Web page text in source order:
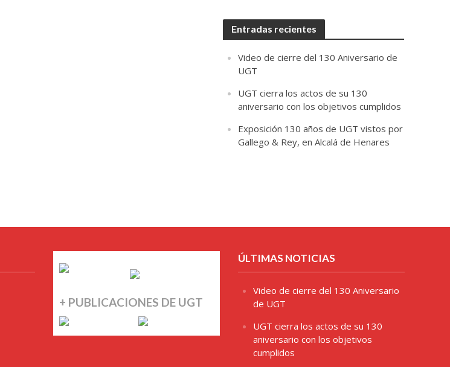
Entradas recientes
Video de cierre del 130 Aniversario de
UGT
UGT cierra los actos de su 130
aniversario con los objetivos cumplidos
Exposición 130 años de UGT vistos por
Gallego & Rey, en Alcalá de Henares
+ PUBLICACIONES DE UGT
ÚLTIMAS NOTICIAS
Video de cierre del 130 Aniversario
de UGT
UGT cierra los actos de su 130
aniversario con los objetivos
cumplidos